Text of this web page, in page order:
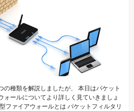
の種類を解説しましたが、 本日はパケット
ォールについてより詳しく見ていきましょ
ファイアウォールとは パケットフィルタリ